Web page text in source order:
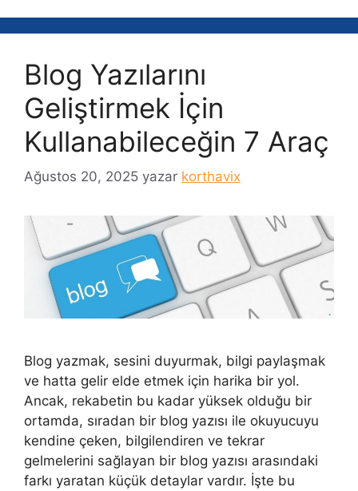
Blog Yazılarını
Geliştirmek İçin
Kullanabileceğin 7 Araç
Ağustos 20, 2025 yazar korthavix
Blog yazmak, sesini duyurmak, bilgi paylaşmak
ve hatta gelir elde etmek için harika bir yol.
Ancak, rekabetin bu kadar yüksek olduğu bir
ortamda, sıradan bir blog yazısı ile okuyucuyu
kendine çeken, bilgilendiren ve tekrar
gelmelerini sağlayan bir blog yazısı arasındaki
farkı yaratan küçük detaylar vardır. İşte bu